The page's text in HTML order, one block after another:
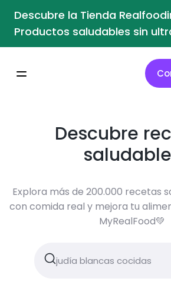
Descubre la Tienda
Productos saludables sin
Descubre
Explora más de 200.000 recetas
con comida real y mejora tu
MyRealFood💚